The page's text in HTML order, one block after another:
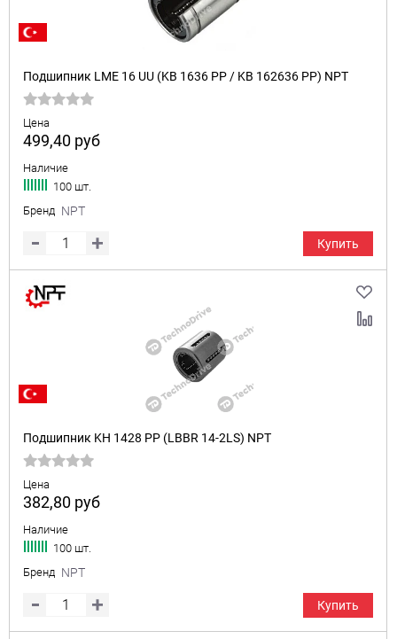
Подшипник LME 16 UU (KB 1636 PP / KB 162636 PP) NPT
Цена
499,40 руб
Наличие
100 шт.
Бренд NPT
Купить
Подшипник KH 1428 PP (LBBR 14-2LS) NPT
Цена
382,80 руб
Наличие
100 шт.
Бренд NPT
Купить